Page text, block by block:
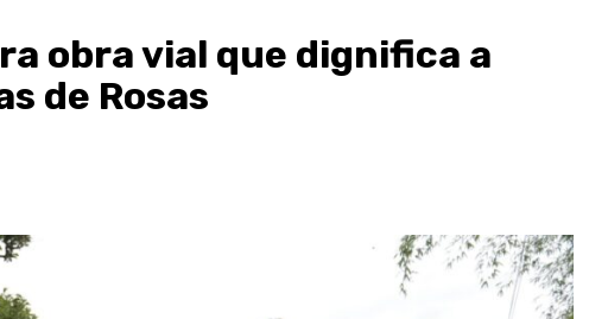
obra vial que dignifica a
de Rosas